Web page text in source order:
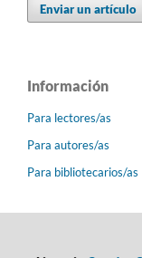
Enviar un artículo
Información
Para lectores/as
Para autores/as
Para bibliotecarios/as